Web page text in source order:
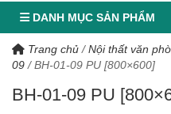
DANH MỤC SẢN PHẨM
Trang chủ /Nội thất văn
09 /BH-01-09 PU [800×600]
BH-01-09 PU